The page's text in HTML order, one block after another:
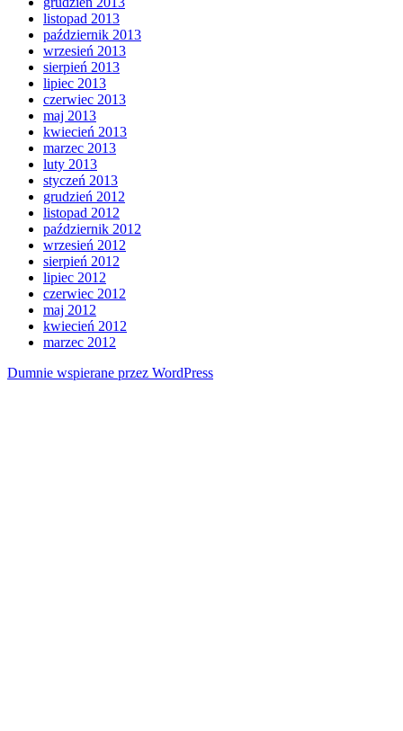
listopad 2013
październik 2013
wrzesień 2013
sierpień 2013
lipiec 2013
czerwiec 2013
maj 2013
kwiecień 2013
marzec 2013
luty 2013
styczeń 2013
grudzień 2012
listopad 2012
październik 2012
wrzesień 2012
sierpień 2012
lipiec 2012
czerwiec 2012
maj 2012
kwiecień 2012
marzec 2012
Dumnie wspierane przez WordPress